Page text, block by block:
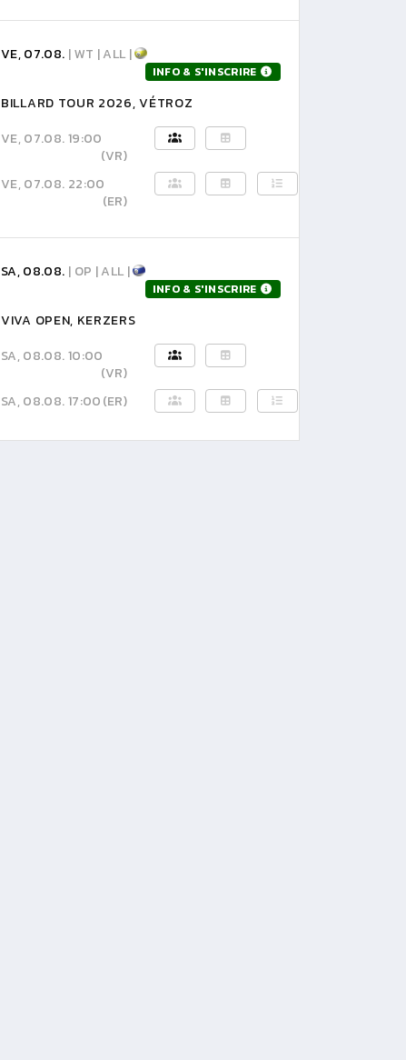
VE, 07.08. | WT | ALL |
INFO & S'INSCRIRE
BILLARD TOUR 2026, VÉTROZ
VE, 07.08. 19:00
(VR)
VE, 07.08. 22:00
(ER)
SA, 08.08. | OP | ALL |
INFO & S'INSCRIRE
VIVA OPEN, KERZERS
SA, 08.08. 10:00
(VR)
SA, 08.08. 17:00(ER)